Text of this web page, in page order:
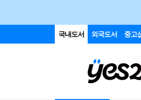
국내도서 외국도서 중고